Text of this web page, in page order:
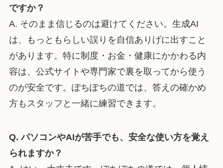
ですか？
A. そのまま信じるのは避けてください。生成AI
は、もっともらしい誤りを自信ありげに出すこと
があります。特に制度・お金・健康にかかわる内
容は、公式サイトや専門家で裏を取ってから使う
のが安全です。ぽちぽちの道では、答えの確かめ
方もスタッフと一緒に練習できます。
Q. パソコンやAIが苦手でも、安全な使い方を覚え
られますか？